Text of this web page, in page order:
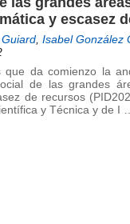
y escasez
, Isabel González
que da comienzo la
de las grandes
de recursos
y Técnica y de I